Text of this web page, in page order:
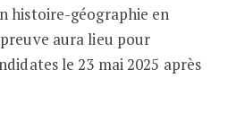
histoire-géographie en
aura lieu pour
le 23 mai 2025 après